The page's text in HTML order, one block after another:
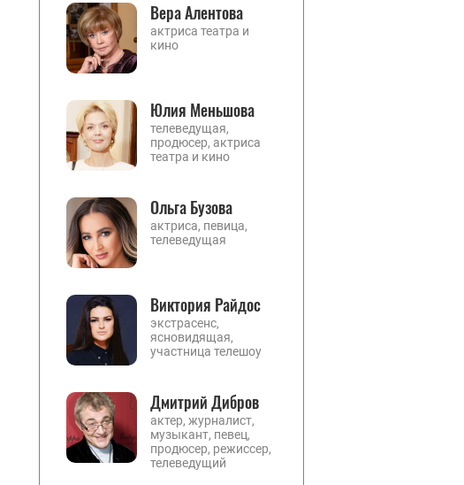
Вера Алентова
актриса театра и
кино
Юлия Меньшова
телеведущая,
продюсер, актриса
театра и кино
Ольга Бузова
актриса, певица,
телеведущая
Виктория Райдос
экстрасенс,
ясновидящая,
участница телешоу
Дмитрий Дибров
актер, журналист,
музыкант, певец,
продюсер, режиссер,
телеведущий